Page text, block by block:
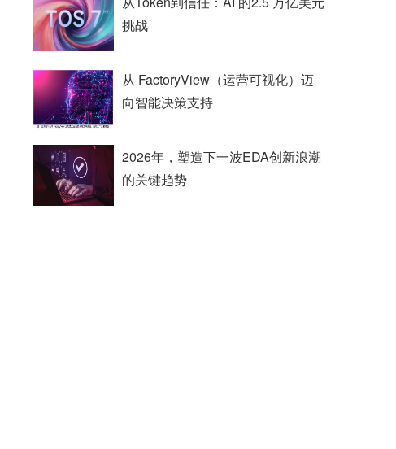
挑战
从 FactoryView（运营可视化）迈
向智能决策支持
2026年，塑造下一波EDA创新浪潮
的关键趋势